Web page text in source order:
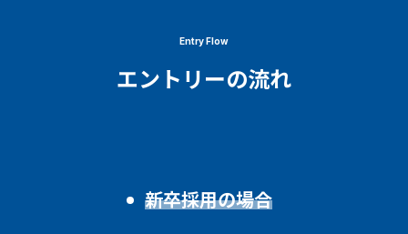
Entry Flow
エントリーの流れ
新卒採用の場合